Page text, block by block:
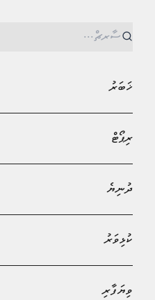
ޚަބަރު
ރިޕޯޓް
ދުނިޔެ
ކުޅިވަރު
ވިޔަފާރި